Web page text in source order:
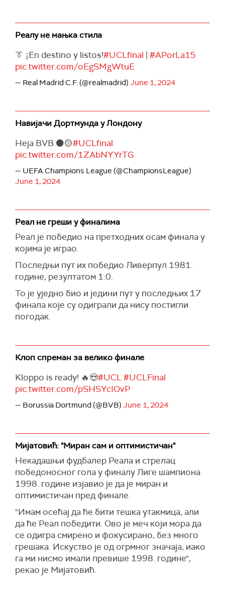
Реалу не мањка стила
👔 ¡En destino y listos!#UCLfinal | #APorLa15
pic.twitter.com/oEgSMgWtuE
— Real Madrid C.F. (@realmadrid) June 1, 2024
Навијачи Дортмунда у Лондону
Heja BVB ⚫️🟡#UCLfinal
pic.twitter.com/1ZAbNYYrTG
— UEFA Champions League (@ChampionsLeague)
June 1, 2024
Реал не греши у финалима
Реал је победио на претходних осам финала у
којима је играо.
Последњи пут их победио Ливерпул 1981.
године, резултатом 1:0.
То је уједно био и једини пут у последњих 17
финала које су одиграли да нису постигли
погодак.
Клоп спреман за велико финале
Kloppo is ready! 🔥😍#UCL#UCLFinal
pic.twitter.com/pSHSYcIOvP
— Borussia Dortmund (@BVB) June 1, 2024
Мијатовић: "Миран сам и оптимистичан"
Некадашњи фудбалер Реала и стрелац
победоносног гола у финалу Лиге шампиона
1998. године изјавио је да је миран и
оптимистичан пред финале.
"Имам осећај да ће бити тешка утакмица, али
да ће Реал победити. Ово је меч који мора да
се одигра смирено и фокусирано, без много
грешака. Искуство је од огрмног значаја, иако
га ми нисмо имали превише 1998. године",
рекао је Мијатовић.